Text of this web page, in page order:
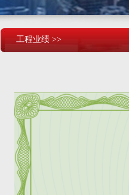
工程业绩 >>